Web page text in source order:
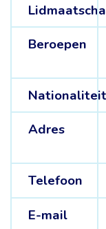
Beroepen
Nationaliteit
Adres
Telefoon
E-mail